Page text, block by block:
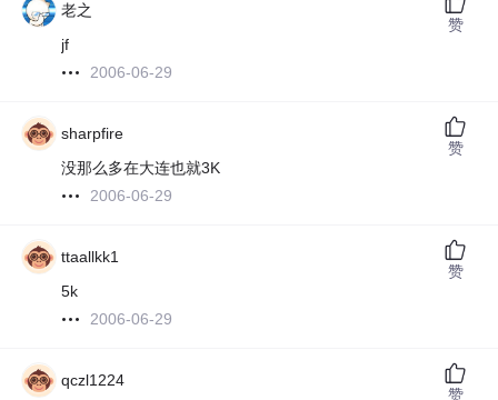
老之
jf
2006-06-29
赞
sharpfire
没那么多在大连也就3K
2006-06-29
赞
ttaallkk1
5k
2006-06-29
赞
qczl1224
赞